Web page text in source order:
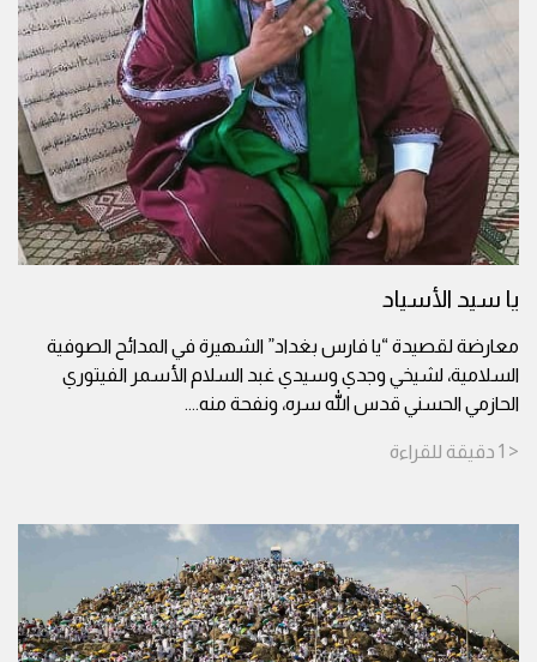
يا سيد الأسياد
معارضة لقصيدة “يا فارس بغداد” الشهيرة في المدائح الصوفية
السلامية، لشيخي وجدي وسيدي غبد السلام الأسمر الفيتوري
الحازمي الحسني قدس الله سره، ونفحة منه....
< 1 دقيقة للقراءة